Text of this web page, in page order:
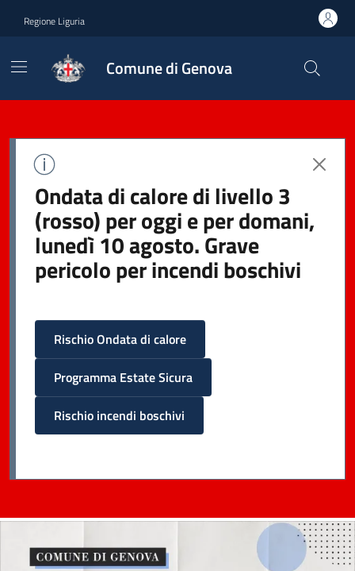
Regione Liguria
Comune di Genova
Ondata di calore di livello 3
(rosso) per oggi e per domani,
lunedì 10 agosto. Grave
pericolo per incendi boschivi
Rischio Ondata di calore
Programma Estate Sicura
Rischio incendi boschivi